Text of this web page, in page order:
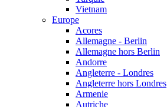
Vietnam
Europe
Acores
Allemagne - Berlin
Allemagne hors Berlin
Andorre
Angleterre - Londres
Angleterre hors Londres
Armenie
Autriche